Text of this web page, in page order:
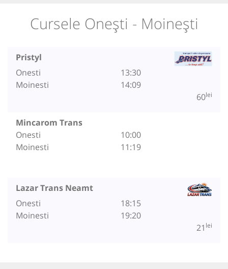
Cursele Onești - Moinești
Pristyl
Onesti
Moinesti
13:30
14:09
60lei
Mincarom Trans
Onesti
Moinesti
10:00
11:19
Lazar Trans Neamt
Onesti
Moinesti
18:15
19:20
21 lei